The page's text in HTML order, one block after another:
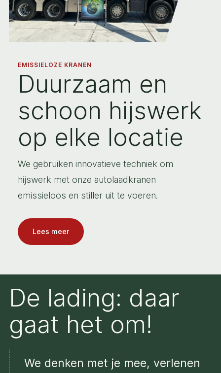
EMISSIELOZE KRANEN
Duurzaam en
schoon hijswerk
op elke locatie
We gebruiken innovatieve techniek om
hijswerk met onze autolaadkranen
emissieloos en stiller uit te voeren.
Lees meer
De lading: daar
gaat het om!
We denken met je mee, verlenen